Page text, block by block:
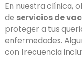
En nuestra clínica,
de servicios de
proteger a tus
enfermedades.
con frecuencia